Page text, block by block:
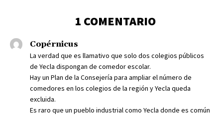
1 COMENTARIO
Copérnicus
La verdad que es llamativo que solo dos colegios públicos
de Yecla dispongan de comedor escolar.
Hay un Plan de la Consejería para ampliar el número de
comedores en los colegios de la región y Yecla queda
excluida.
Es raro que un pueblo industrial como Yecla donde es común